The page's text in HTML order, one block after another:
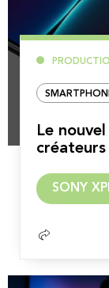
Le
SONY